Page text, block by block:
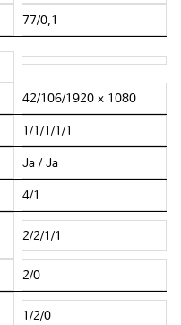
77/0,1
42/106/1920 x 1080
1/1/1/1/1
Ja / Ja
4/1
2/2/1/1
2/0
1/2/0